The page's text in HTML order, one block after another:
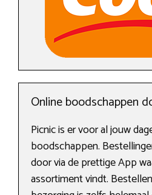
Online boodschappen
Picnic is er voor al jouw
boodschappen.
door via de prettige App
assortiment vindt.